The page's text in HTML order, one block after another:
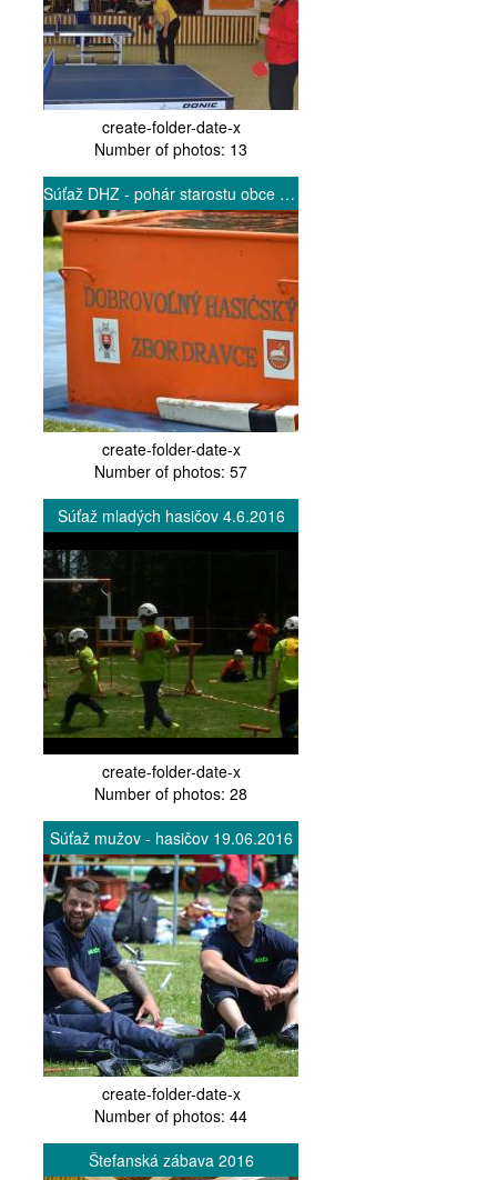
create-folder-date-x
Number of photos: 13
Súťaž DHZ - pohár starostu obce Dravce 24.6.2016
create-folder-date-x
Number of photos: 57
Súťaž mladých hasičov 4.6.2016
create-folder-date-x
Number of photos: 28
Súťaž mužov - hasičov 19.06.2016
create-folder-date-x
Number of photos: 44
Štefanská zábava 2016